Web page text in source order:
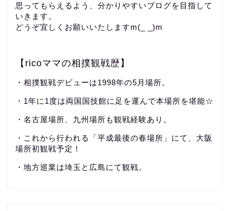
思ってもらえるよう、分かりやすいブログを目指して
いきます。
どうぞ宜しくお願いいたしますm(_ _)m
【ricoママの相撲観戦歴】
・相撲観戦デビューは1998年の5月場所。
・1年に1度は両国国技館に足を運んで本場所を堪能☆
・名古屋場所、九州場所も観戦経験あり。
・これから行われる「平成最後の春場所」にて、大阪
場所初観戦予定！
・地方巡業は埼玉と広島にて観戦。